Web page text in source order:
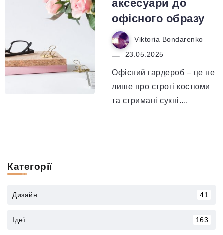
аксесуари до
офісного образу
Viktoria Bondarenko
23.05.2025
Офісний гардероб – це не
лише про строгі костюми
та стримані сукні....
Категорії
Дизайн 41
Ідеї 163